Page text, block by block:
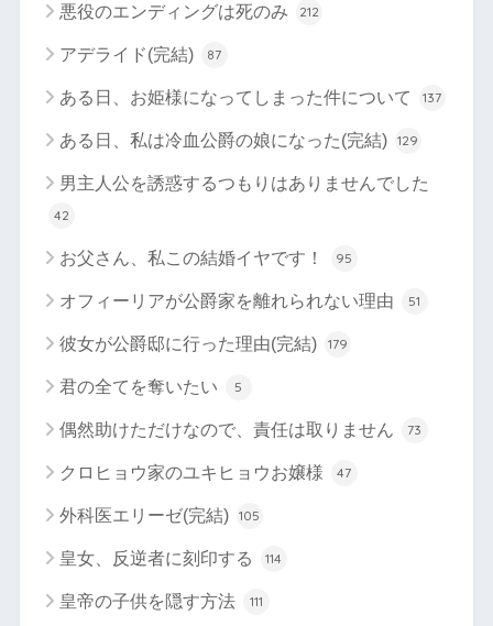
悪役のエンディングは死のみ 212
アデライド(完結) 87
ある日、お姫様になってしまった件について 137
ある日、私は冷血公爵の娘になった(完結) 129
男主人公を誘惑するつもりはありませんでした
42
お父さん、私この結婚イヤです！ 95
オフィーリアが公爵家を離れられない理由 51
彼女が公爵邸に行った理由(完結) 179
君の全てを奪いたい 5
偶然助けただけなので、責任は取りません 73
クロヒョウ家のユキヒョウお嬢様 47
外科医エリーゼ(完結) 105
皇女、反逆者に刻印する 114
皇帝の子供を隠す方法 111